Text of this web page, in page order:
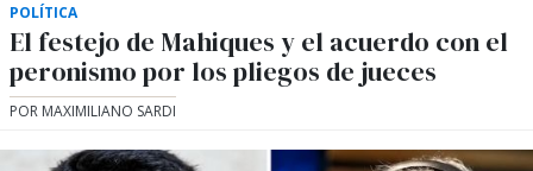
POLÍTICA
El festejo de Mahiques y el acuerdo con el
peronismo por los pliegos de jueces
POR MAXIMILIANO SARDI